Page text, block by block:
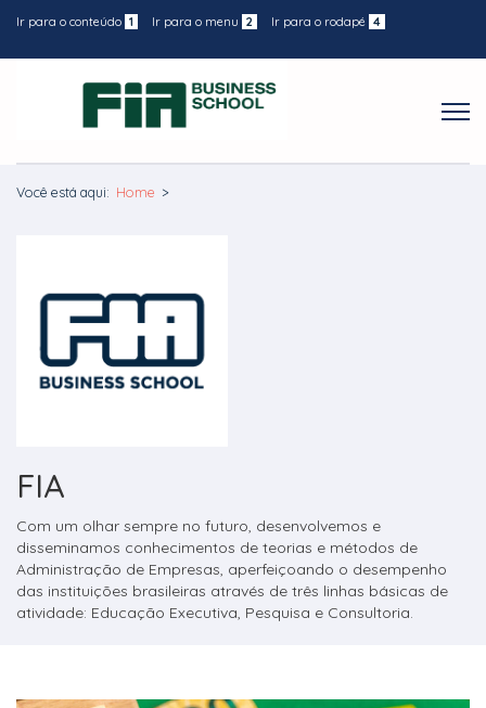
Ir para o conteúdo 1 Ir para o menu 2 Ir para o rodapé 4
Você está aqui: Home >
FIA
Com um olhar sempre no futuro, desenvolvemos e
disseminamos conhecimentos de teorias e métodos de
Administração de Empresas, aperfeiçoando o desempenho
das instituições brasileiras através de três linhas básicas de
atividade: Educação Executiva, Pesquisa e Consultoria.